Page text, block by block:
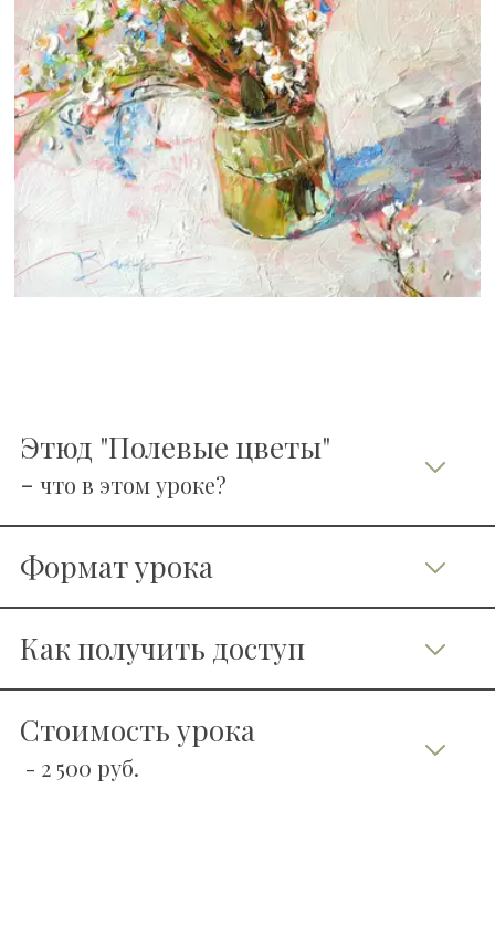
   Этюд "Полевые цветы"
   -
что в этом уроке?
   Формат урока
   Как получить доступ
   Стоимость урока
- 2 500 руб.